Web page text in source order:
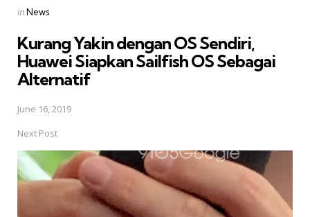
Posted
inNews
Kurang Yakin dengan OS Sendiri,
Huawei Siapkan Sailfish OS Sebagai
Alternatif
June 16, 2019
Next Post